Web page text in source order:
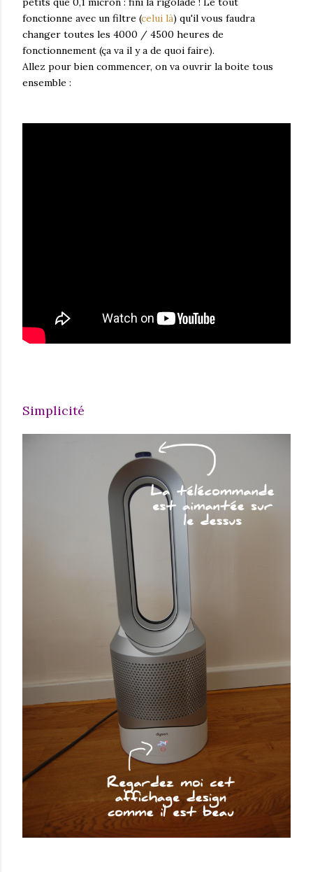
fonctionne avec un filtre (celui là) qu'il vous faudra
changer toutes les 4000 / 4500 heures de
fonctionnement (ça va il y a de quoi faire).
Allez pour bien commencer, on va ouvrir la boite tous
ensemble :
Simplicité